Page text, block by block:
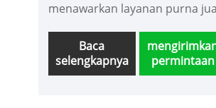
menawarkan layanan purna
waktu.Baca
selengkapnya
permintaan